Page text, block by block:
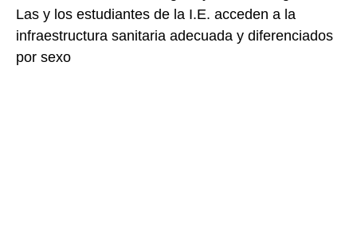
Las y los estudiantes de la I.E. acceden a la
infraestructura sanitaria adecuada y diferenciados
por sexo